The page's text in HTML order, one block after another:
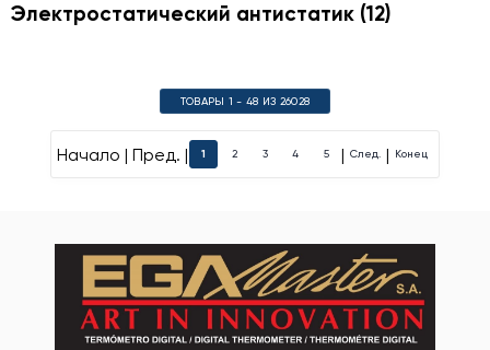
Электростатический антистатик (12)
ТОВАРЫ 1 - 48 ИЗ 26028
Начало | Пред. | 1 2 3 4 5 | След. | Конец